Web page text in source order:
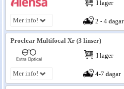
Glasögon
Tillverkare - linser
Linstillbehör
Nyheter - linser
Mer info!
I lager
2 - 4 dagar
Proclear Multifocal Xr (3 linser)
Mer info!
I lager
4-7 dagar